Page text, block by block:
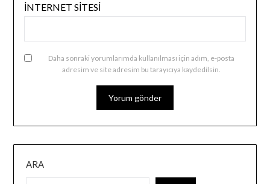
İNTERNET SITESI
Daha sonraki yorumlarımda kullanılması için adım, e-posta
adresim ve site adresim bu tarayıcıya kaydedilsin.
ARA